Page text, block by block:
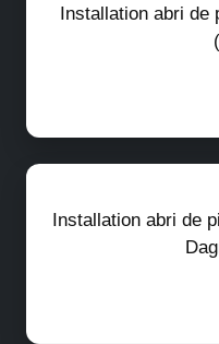
Installation abri de
Installation abri de